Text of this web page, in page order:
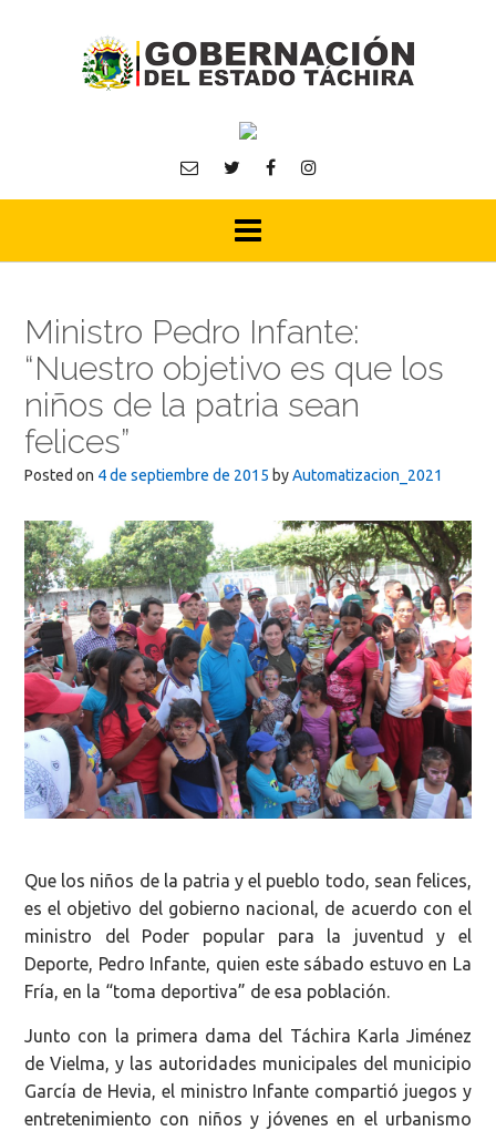
Ministro Pedro Infante:
“Nuestro objetivo es que los
niños de la patria sean
felices”
Posted on 4 de septiembre de 2015 byAutomatizacion_2021
Que los niños de la patria y el pueblo todo, sean felices,
es el objetivo del gobierno nacional, de acuerdo con el
ministro del Poder popular para la juventud y el
Deporte, Pedro Infante, quien este sábado estuvo en La
Fría, en la “toma deportiva” de esa población.
Junto con la primera dama del Táchira Karla Jiménez
de Vielma, y las autoridades municipales del municipio
García de Hevia, el ministro Infante compartió juegos y
entretenimiento con niños y jóvenes en el urbanismo